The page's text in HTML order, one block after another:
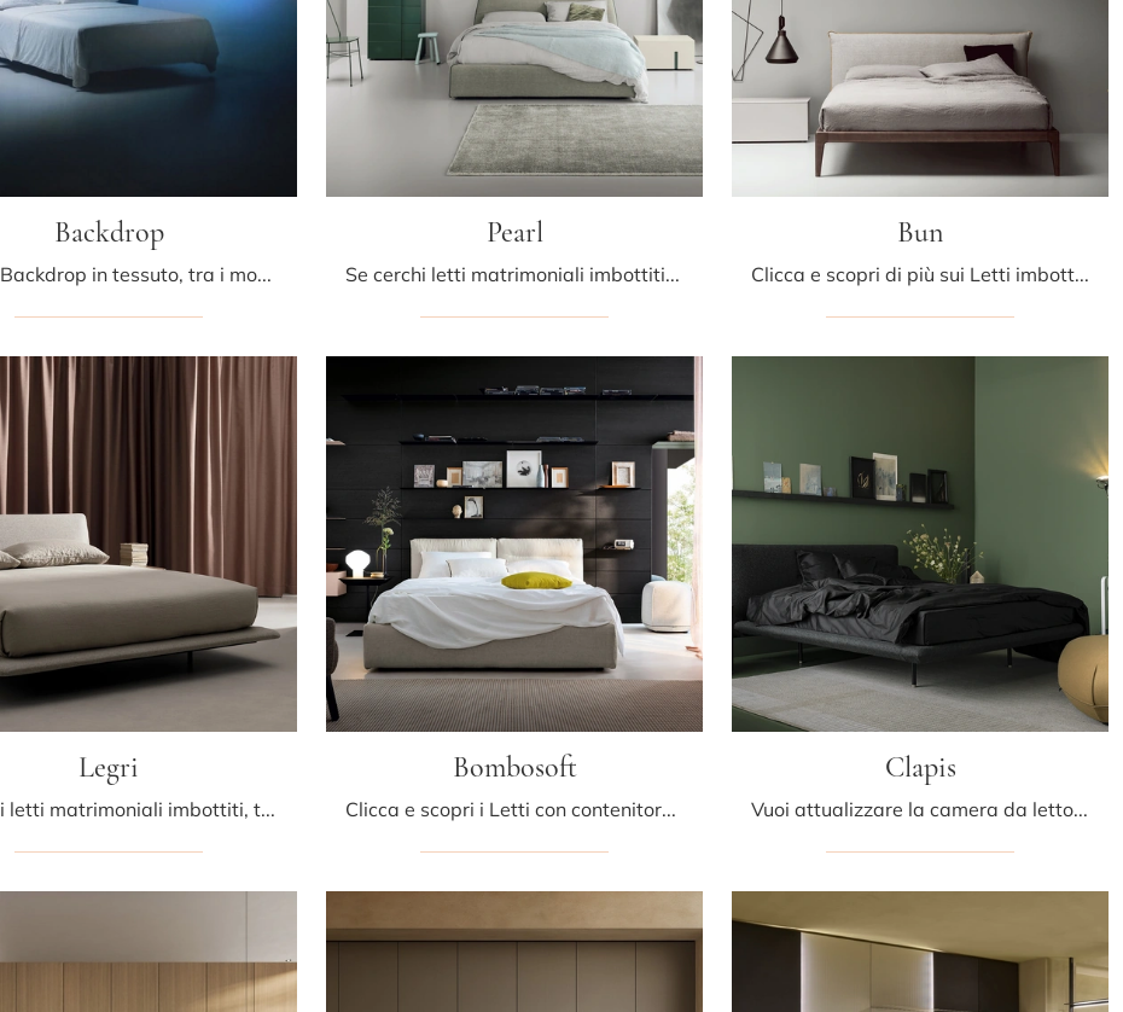
Backdrop
Il letto Backdrop in tessuto, tra i modelli con testiera matrimoniali design di Bolzan Letti, è pensato per assicurarti il riposo migliore.
Pearl
Se cerchi letti matrimoniali imbottiti, ti presentiamo il modello Pearl in tessuto per impreziosire la camera da letto.
Bun
Clicca e scopri di più sui Letti imbottiti: se sei alla ricerca di modelli matrimoniali moderni, il modello Bun Kristalia fa al caso tuo.
Legri
Se vuoi letti matrimoniali imbottiti, ti presentiamo il modello Legri in tessuto per valorizzare la zona notte.
Bombosoft
Clicca e scopri i Letti con contenitore di Kristalia! Il modello Bombosoft in tessuto ti aspetta nelle versioni matrimoniali.
Clapis
Vuoi attualizzare la camera da letto? Ecco qui il letto in tessuto Clapis di Kristalia per spazi moderni.